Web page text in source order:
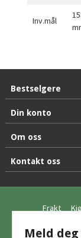
Inv.mål
Bestselgere
Din konto
Om oss
Kontakt oss
Frakt
Meld